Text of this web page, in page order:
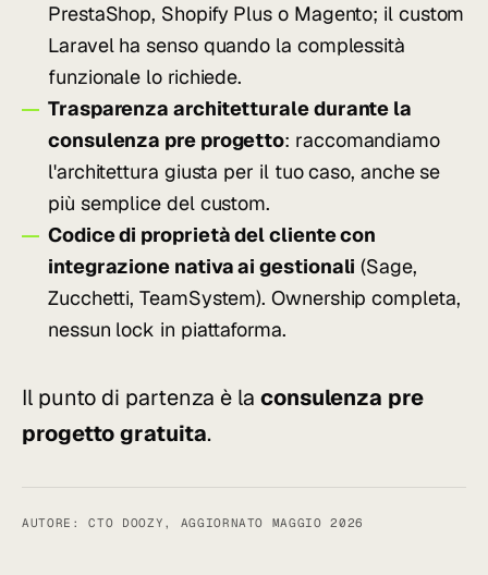
PrestaShop, Shopify Plus o Magento; il custom
Laravel ha senso quando la complessità
funzionale lo richiede.
Trasparenza architetturale durante la
consulenza pre progetto: raccomandiamo
l'architettura giusta per il tuo caso, anche se
più semplice del custom.
Codice di proprietà del cliente con
integrazione nativa ai gestionali (Sage,
Zucchetti, TeamSystem). Ownership completa,
nessun lock in piattaforma.
Il punto di partenza è la consulenza pre
progetto gratuita.
AUTORE: CTO DOOZY, AGGIORNATO MAGGIO 2026